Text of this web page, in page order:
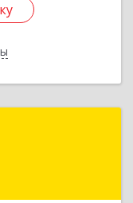
Челябинск
г, Труда ул,